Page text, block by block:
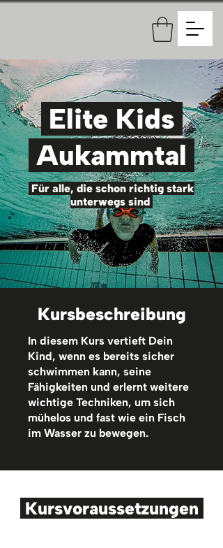
Elite Kids
Aukammtal
Für alle, die schon richtig stark
unterwegs sind
Kursbeschreibung
In diesem Kurs vertieft Dein
Kind, wenn es bereits sicher
schwimmen kann, seine
Fähigkeiten und erlernt weitere
wichtige Techniken, um sich
mühelos und fast wie ein Fisch
im Wasser zu bewegen.
Kursvoraussetzungen